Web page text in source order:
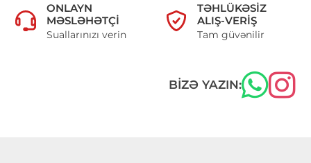
ONLAYN
MƏSLƏHƏTÇI
Suallarınızı verin
TƏHLÜKƏSIZ
ALIŞ-VERIŞ
Tam güvənilir
BIZƏ YAZIN: